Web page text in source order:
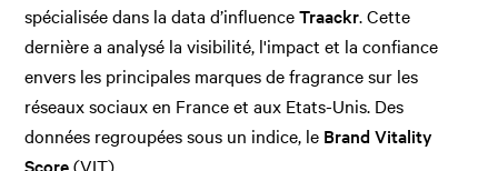
spécialisée dans la data d’influenceTraackr. Cette
dernière a analysé la visibilité, l'impact et la confiance
envers les principales marques de fragrance sur les
réseaux sociaux en France et aux Etats-Unis. Des
données regroupées sous un indice, le Brand Vitality
Score(VIT).